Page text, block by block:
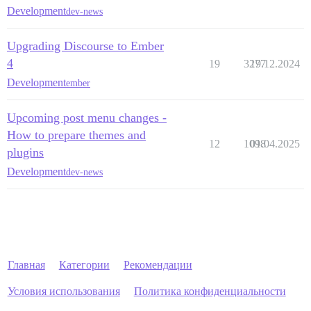
Developmentdev-news
Upgrading Discourse to Ember
4
Developmentember
19 3277
19.12.2024
Upcoming post menu changes -
How to prepare themes and
plugins
Developmentdev-news
12 1098
01.04.2025
Главная Категории Рекомендации
Условия использования Политика конфиденциальности